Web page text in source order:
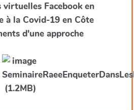
virtuelles Facebook en
à la Covid-19 en Côte
d'une approche